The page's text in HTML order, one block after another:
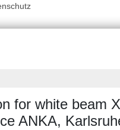
for white beam
ANKA,